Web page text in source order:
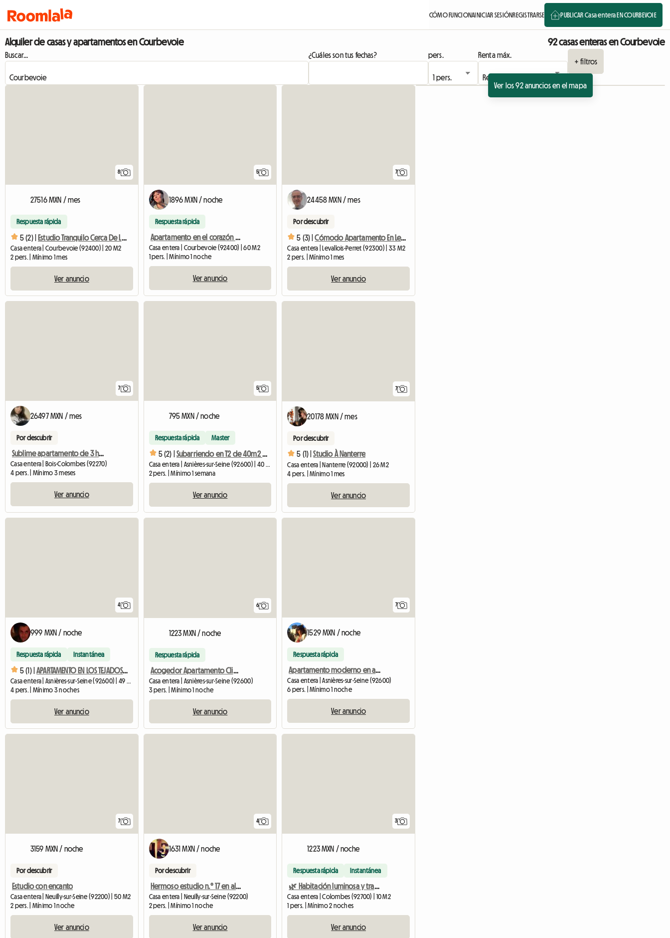
CÓMO FUNCIONAINICIAR SESIÓNREGISTRARSE PUBLICAR Casa entera EN COURBEVOIE
Alquiler de casas y apartamentos en Courbevoie 92 casas enteras en Courbevoie
Buscar... ¿Cuáles son tus fechas? pers.
Renta máx.
+ filtros
Ver los 92 anuncios en el mapa
8
27516 MXN / mes
Respuesta rápida
5 (2) | Estudio Tranquilo Cerca De Las Orillas Del Sena
Casa entera | Courbevoie (92400) | 20 M2
2 pers. | Mínimo 1 mes
Ver anuncio
5
1896 MXN / noche
Respuesta rápida
Apartamento en el corazón de La Défense París.
Casa entera | Courbevoie (92400) | 60 M2
1 pers. | Mínimo 1 noche
Ver anuncio
7
24458 MXN / mes
Por descubrir
5 (3) | Cómodo Apartamento En Levallois-perret
Casa entera | Levallois-Perret (92300) | 33 M2
2 pers. | Mínimo 1 mes
Ver anuncio
7
26497 MXN / mes
Por descubrir
Sublime apartamento de 3 habitaciones, completamente renovado, Bois Colombe
Casa entera | Bois-Colombes (92270)
4 pers. | Mínimo 3 meses
Ver anuncio
5
795 MXN / noche
Respuesta rápida Master
5 (2) | Subarriendo en T2 de 40m2 con terraza
Casa entera | Asnières-sur-Seine (92600) | 40 M2
2 pers. | Mínimo 1 semana
Ver anuncio
7
20178 MXN / mes
Por descubrir
5 (1) | Studio À Nanterre
Casa entera | Nanterre (92000) | 26 M2
4 pers. | Mínimo 1 mes
Ver anuncio
4
999 MXN / noche
Respuesta rápida Instantánea
5 (1) | APARTAMENTO EN LOS TEJADOS DE PARÍS.
Casa entera | Asnières-sur-Seine (92600) | 49 M2
4 pers. | Mínimo 3 noches
Ver anuncio
6
1223 MXN / noche
Respuesta rápida
Acogedor Apartamento Climatizado con Terraza y Parking :)
Casa entera | Asnières-sur-Seine (92600)
3 pers. | Mínimo 1 noche
Ver anuncio
7
1529 MXN / noche
Respuesta rápida
Apartamento moderno en alquiler cerca de París
Casa entera | Asnières-sur-Seine (92600)
6 pers. | Mínimo 1 noche
Ver anuncio
7
3159 MXN / noche
Por descubrir
Estudio con encanto
Casa entera | Neuilly-sur-Seine (92200) | 50 M2
2 pers. | Mínimo 1 noche
Ver anuncio
4
1631 MXN / noche
Por descubrir
Hermoso estudio n.° 17 en alquiler en París Porte Maillot
Casa entera | Neuilly-sur-Seine (92200)
2 pers. | Mínimo 1 noche
Ver anuncio
3
1223 MXN / noche
Respuesta rápida Instantánea
🌿 Habitación luminosa y tranquila a las puertas de París... jardín 🌿
Casa entera | Colombes (92700) | 10 M2
1 pers. | Mínimo 2 noches
Ver anuncio